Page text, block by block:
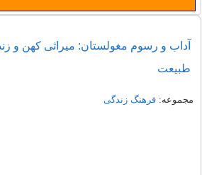
آداب و رسوم مغولستان: میراثی کهن و
طبیعت
مجموعه:فرهنگ زندگی